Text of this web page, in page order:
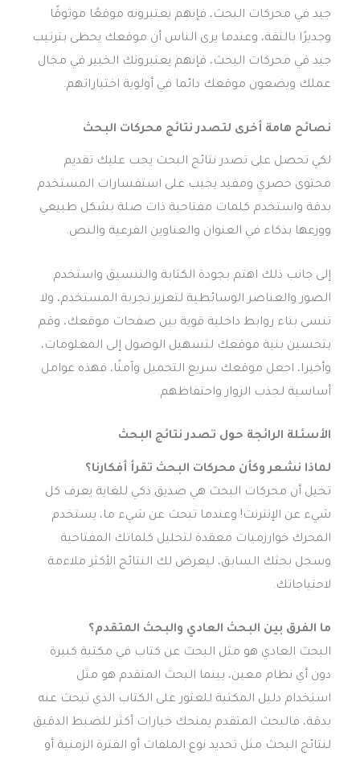
جيد في محركات البحث، فإنهم يعتبرونه موقعًا موثوقًا
وجديرًا بالثقة، وعندما يرى الناس أن موقعك يحظى بترتيب
جيد في محركات البحث، فإنهم يعتبرونك الخبير في مجال
عملك ويضعون موقعك دائما في أولوية اختياراتهم.
نصائح هامة أخرى لتصدر نتائج محركات البحث
لكي تحصل على تصدر نتائج البحث يجب عليك تقديم
محتوى حصري ومفيد يجيب على استفسارات المستخدم
بدقة واستخدم كلمات مفتاحية ذات صلة بشكل طبيعي
ووزعها بذكاء في العنوان والعناوين الفرعية والنص.
إلى جانب ذلك اهتم بجودة الكتابة والتنسيق واستخدم
الصور والعناصر الوسائطية لتعزيز تجربة المستخدم، ولا
تنسى بناء روابط داخلية قوية بين صفحات موقعك، وقم
بتحسين بنية موقعك لتسهيل الوصول إلى المعلومات،
وأخيرا، اجعل موقعك سريع التحميل وآمنًا، فهذه عوامل
أساسية لجذب الزوار واحتفاظهم.
الأسئلة الرائجة حول تصدر نتائج البحث
لماذا نشعر وكأن محركات البحث تقرأ أفكارنا؟
تخيل أن محركات البحث هي صديق ذكي للغاية يعرف كل
شيء عن الإنترنت! وعندما تبحث عن شيء ما، يستخدم
المحرك خوارزميات معقدة لتحليل كلماتك المفتاحية
وسجل بحثك السابق، ليعرض لك النتائج الأكثر ملاءمة
لاحتياجاتك.
ما الفرق بين البحث العادي والبحث المتقدم؟
البحث العادي هو مثل البحث عن كتاب في مكتبة كبيرة
دون أي نظام معين، بينما البحث المتقدم هو مثل
استخدام دليل المكتبة للعثور على الكتاب الذي تبحث عنه
بدقة، فالبحث المتقدم يمنحك خيارات أكثر للضبط الدقيق
لنتائج البحث مثل تحديد نوع الملفات أو الفترة الزمنية أو